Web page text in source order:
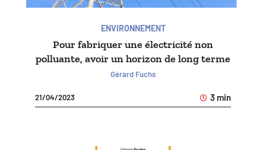
ENVIRONNEMENT
Pour fabriquer une électricité non
polluante, avoir un horizon de long terme
Gérard Fuchs
21/04/2023 3 min